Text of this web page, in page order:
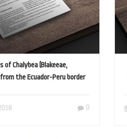
of Chalybea (Blakeeae,
the Ecuador-Peru border
0